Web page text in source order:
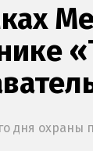
дня охраны